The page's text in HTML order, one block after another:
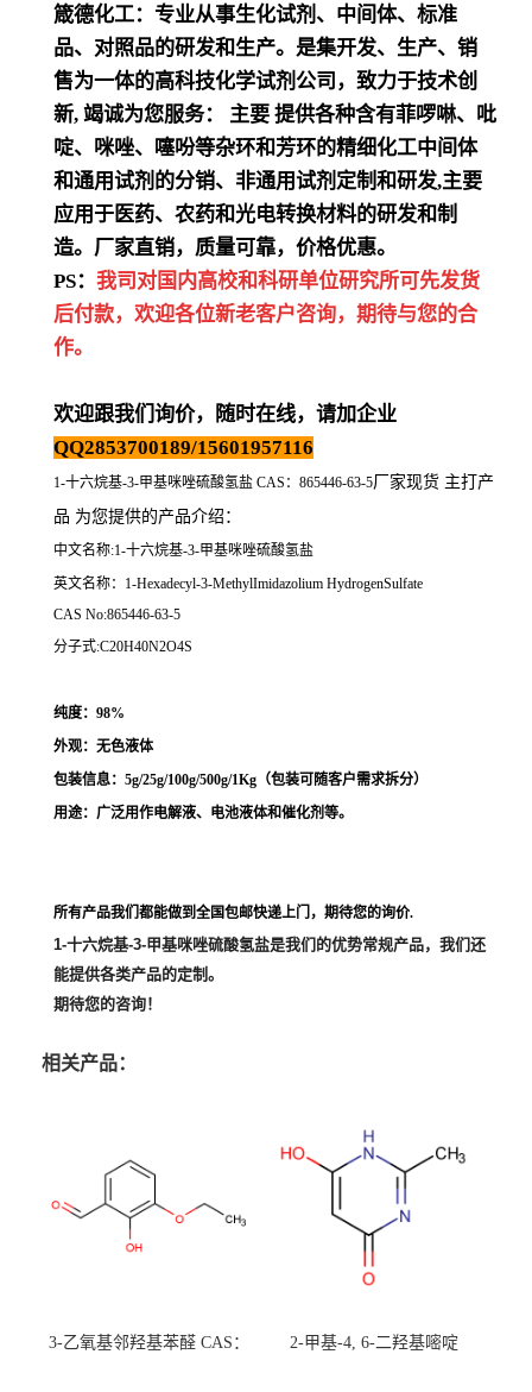
箴德化工：专业从事生化试剂、中间体、标准
品、对照品的研发和生产。是集开发、生产、销
售为一体的高科技化学试剂公司，致力于技术创
新, 竭诚为您服务： 主要 提供各种含有菲啰啉、吡
啶、咪唑、噻吩等杂环和芳环的精细化工中间体
和通用试剂的分销、非通用试剂定制和研发,主要
应用于医药、农药和光电转换材料的研发和制
造。厂家直销，质量可靠，价格优惠。
PS： 我司对国内高校和科研单位研究所可先发货
后付款，欢迎各位新老客户咨询，期待与您的合
作。
欢迎跟我们询价，随时在线，请加企业
QQ2853700189/15601957116
1-十六烷基-3-甲基咪唑硫酸氢盐 CAS：865446-63-5厂家现货 主打产
品 为您提供的产品介绍 ：
中文名称:1-十六烷基-3-甲基咪唑硫酸氢盐
英文名称：1-Hexadecyl-3-MethylImidazolium HydrogenSulfate
CAS No:865446-63-5
分子式:C20H40N2O4S
纯度：98%
外观：无色液体
包装信息：5g/25g/100g/500g/1Kg（包装可随客户需求拆分）
用途： 广泛用作电解液、电池液体和催化剂等。
所有产品我们都能做到全国包邮快递上门，期待您的询价.
1-十六烷基-3-甲基咪唑硫酸氢盐是我们的优势常规产品，我们还
能提供各类产品的定制。
期待您的咨询！
相关产品：
3-乙氧基邻羟基苯醛 CAS：
2-甲基-4, 6-二羟基嘧啶